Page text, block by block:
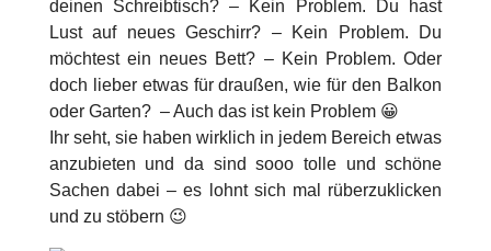
deinen Schreibtisch? – Kein Problem. Du hast
Lust auf neues Geschirr? – Kein Problem. Du
möchtest ein neues Bett? – Kein Problem. Oder
doch lieber etwas für draußen, wie für den Balkon
oder Garten? – Auch das ist kein Problem 😀
Ihr seht, sie haben wirklich in jedem Bereich etwas
anzubieten und da sind sooo tolle und schöne
Sachen dabei – es lohnt sich mal rüberzuklicken
und zu stöbern 😉